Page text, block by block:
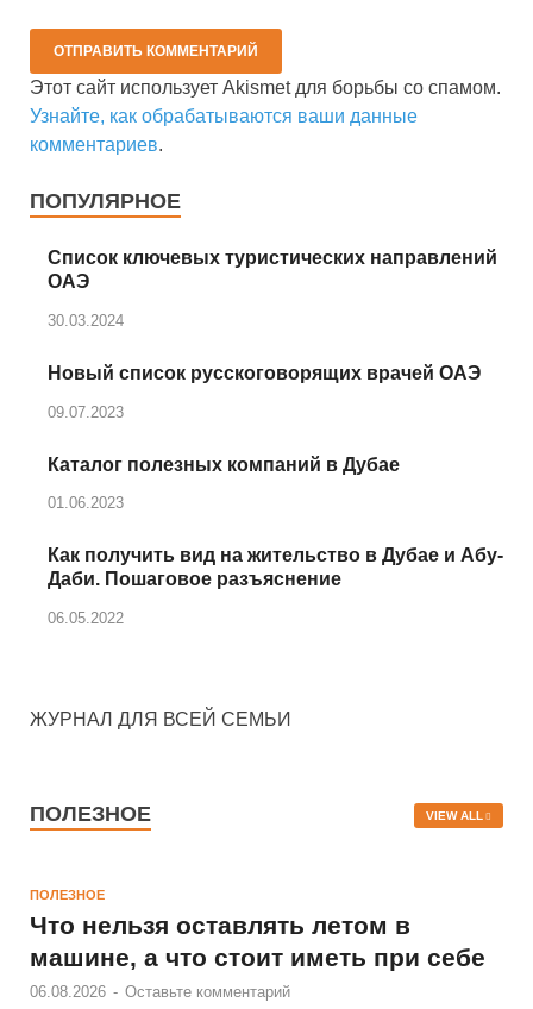
Этот сайт использует Akismet для борьбы со спамом.
Узнайте, как обрабатываются ваши данные
комментариев.
ПОПУЛЯРНОЕ
Список ключевых туристических направлений
ОАЭ
30.03.2024
Новый список русскоговорящих врачей ОАЭ
09.07.2023
Каталог полезных компаний в Дубае
01.06.2023
Как получить вид на жительство в Дубае и Абу-
Даби. Пошаговое разъяснение
06.05.2022
ЖУРНАЛ ДЛЯ ВСЕЙ СЕМЬИ
ПОЛЕЗНОЕ VIEW ALL
ПОЛЕЗНОЕ
Что нельзя оставлять летом в
машине, а что стоит иметь при себе
06.08.2026 - Оставьте комментарий